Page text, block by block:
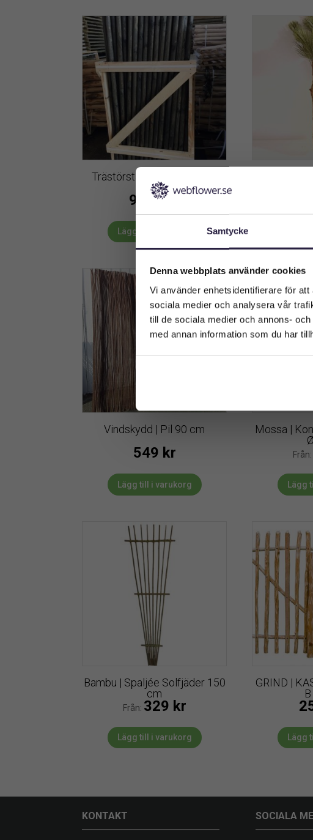
Samtycke
Denna webbplats använder cookies
Vi använder enhetsidentifierare för
sociala medier och analysera vår
till de sociala medier och annons-
med annan information som du har
Trästörställ | Svart | 100 st
9399kr
Lägg till i varukorg
Vindskydd | Pil 90 cm
549 kr
Lägg till i varukorg
Mossa |
Från:
Lägg
Bambu | Spaljée Solfjäder 150
cm
Från: 329 kr
Lägg till i varukorg
GRIND |
Lägg
KONTAKT SOCIALA
Vilken